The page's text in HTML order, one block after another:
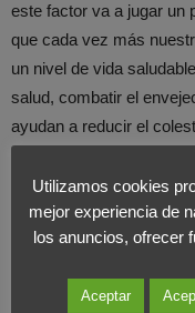
este factor va a jugar un
que cada vez más
un nivel de vida
salud, combatir el
ayudan a reducir el
Hasta el momento los
de la mayoría de los
las empresas, sin
conscientes que
Utilizamos cookies
mejor experiencia de
los anuncios, ofrecer
Aceptar